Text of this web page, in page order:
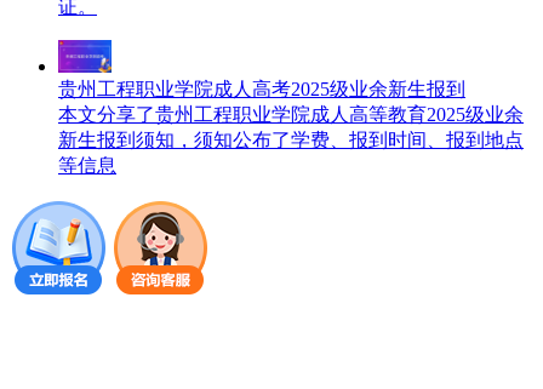
证。
贵州工程职业学院成人高考2025级业余新生报到
本文分享了贵州工程职业学院成人高等教育2025级业余
新生报到须知，须知公布了学费、报到时间、报到地点
等信息